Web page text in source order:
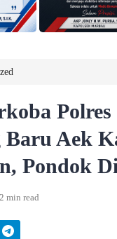
Aek
Pondok
2 min read